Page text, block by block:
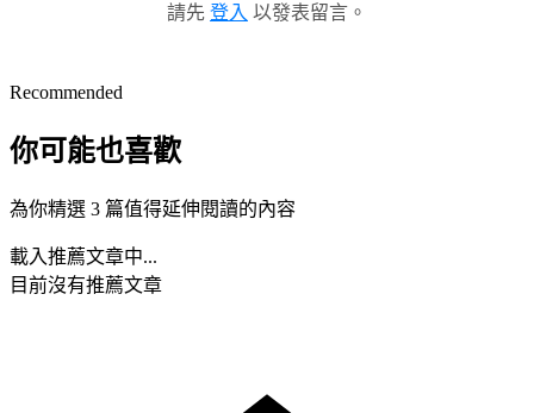
請先 登入 以發表留言。
Recommended
你可能也喜歡
為你精選 3 篇值得延伸閱讀的內容
載入推薦文章中...
目前沒有推薦文章